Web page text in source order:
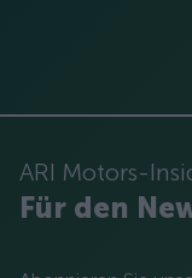
ARI Motors-
Für den